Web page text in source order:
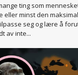
ting som
eller minst den
seg og lære å
av inte...